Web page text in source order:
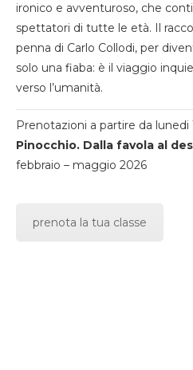
ironico e avventuroso, che
spettatori di tutte le età. Il
penna di Carlo Collodi, per
solo una fiaba: è il viaggio
verso l’umanità.
Prenotazioni a partire da lunedi
Pinocchio. Dalla favola al
febbraio – maggio 2026
prenota la tua classe